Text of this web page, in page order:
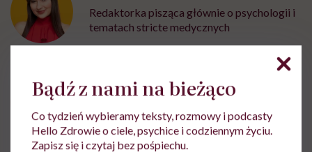
Redaktorka pisząca głównie o psychologii i
tematach stricte medycznych
Zobacz profil
Udostępnij
Bądź z nami na bieżąco
Co tydzień wybieramy teksty, rozmowy i podcasty
Hello Zdrowie o ciele, psychice i codziennym życiu.
Zapisz się i czytaj bez pośpiechu.